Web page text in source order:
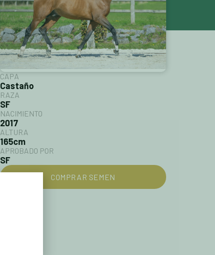
CAPA
Castaño
RAZA
SF
NACIMIENTO
2017
ALTURA
165cm
APROBADO POR
SF
COMPRAR SEMEN